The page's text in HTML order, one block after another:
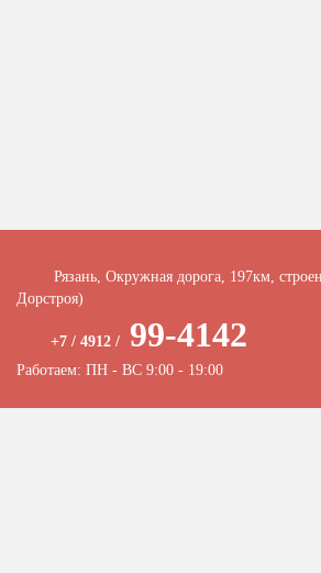
Рязань, Окружная дорога, 197км,
Дорстроя)
+7 / 4912 / 99-4142
Работаем: ПН - ВС 9:00 - 19:00